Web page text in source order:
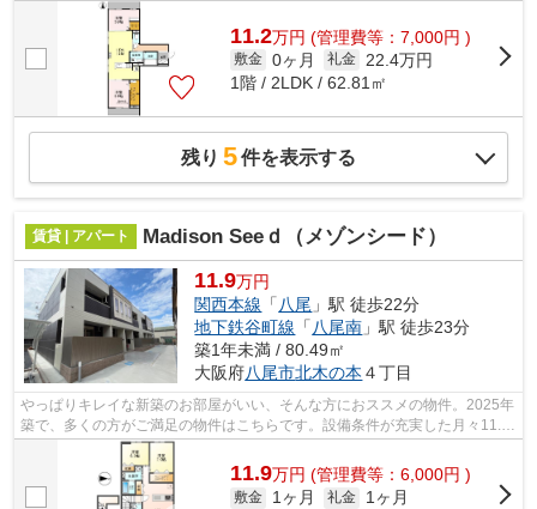
11.2万円 (管理費等：7,000円 )
敷金 0ヶ月 礼金
22.4万円
1階 / 2LDK / 62.81㎡
残り 5件を表示する
賃貸 | アパート Madison Seeｄ（メゾンシード）
11.9万円
関西本線 「 八尾 」駅 徒歩22分
地下鉄谷町線 「 八尾南 」駅 徒歩23分
築1年未満 / 80.49㎡
大阪府八尾市北木の本 ４丁目
やっぱりキレイな新築のお部屋がいい、そんな方におススメの物件。2025年
築で、多くの方がご満足の物件はこちらです。設備条件が充実した月々11.9
万円台のお部屋です。「Madison Seed(...
11.9万円 (管理費等：6,000円 )
敷金 1ヶ月 礼金
1ヶ月